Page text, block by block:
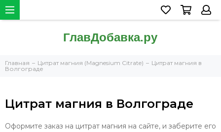
Главная Цитрат магния (Magnesium Citrate)
Цитрат магния в
Волгограде
Цитрат магния в Волгограде
Оформите заказ на цитрат магния на сайте, и заберите его